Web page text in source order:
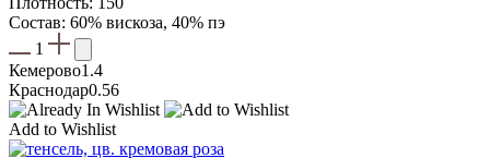
Состав: 60% вискоза, 40% пэ
1
Кемерово1.4
Краснодар0.56
Add to Wishlist